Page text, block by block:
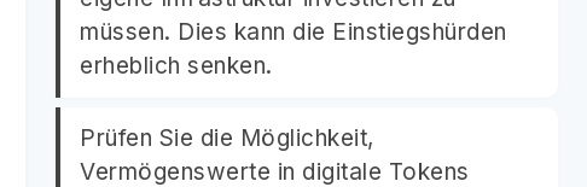
müssen. Dies kann die Einstiegshürden
erheblich senken.
Prüfen Sie die Möglichkeit,
Vermögenswerte in digitale Tokens